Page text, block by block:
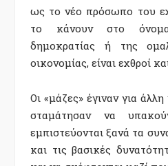
ως το νέο πρόσωπο του
το κάνουν στο
δημοκρατίας ή της
οικονομίας, είναι εχθροί
Οι «μάζες» έγιναν για
σταμάτησαν να
εμπιστεύονται ξανά τα
και τις βασικές